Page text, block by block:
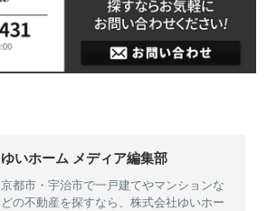
ゆいホーム メディア編集部
京都市・宇治市で一戸建てやマンションな
どの不動産を探すなら、株式会社ゆいホー